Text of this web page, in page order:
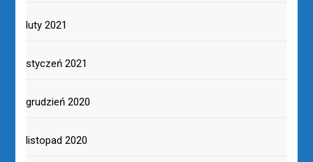
luty 2021
styczeń 2021
grudzień 2020
listopad 2020